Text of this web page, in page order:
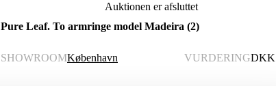
Auktionen er afsluttet
Pure Leaf. To armringe model Madeira (2)
SHOWROOMKøbenhavn VURDERINGDKK